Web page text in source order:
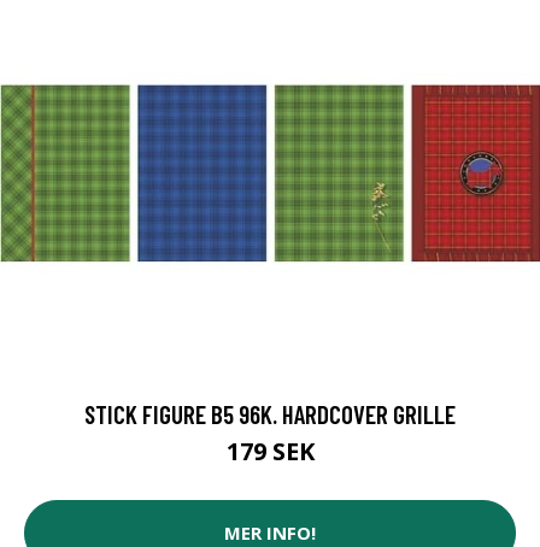
STICK FIGURE B5 96K. HARDCOVER GRILLE
179 SEK
MER INFO!